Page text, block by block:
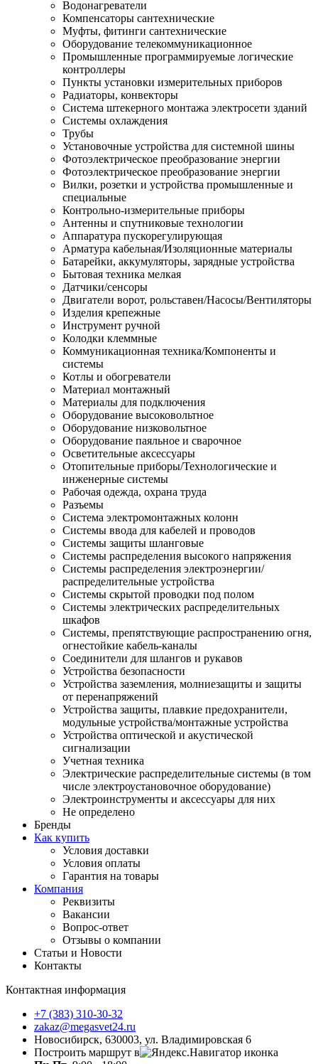
Водонагреватели
Компенсаторы сантехнические
Муфты, фитинги сантехнические
Оборудование телекоммуникационное
Промышленные программируемые логические
контроллеры
Пункты установки измерительных приборов
Радиаторы, конвекторы
Система штекерного монтажа электросети зданий
Системы охлаждения
Трубы
Установочные устройства для системной шины
Фотоэлектрическое преобразование энергии
Фотоэлектрическое преобразование энергии
Вилки, розетки и устройства промышленные и
специальные
Контрольно-измерительные приборы
Антенны и спутниковые технологии
Аппаратура пускорегулирующая
Арматура кабельная/Изоляционные материалы
Батарейки, аккумуляторы, зарядные устройства
Бытовая техника мелкая
Датчики/сенсоры
Двигатели ворот, рольставен/Насосы/Вентиляторы
Изделия крепежные
Инструмент ручной
Колодки клеммные
Коммуникационная техника/Компоненты и
системы
Котлы и обогреватели
Материал монтажный
Материалы для подключения
Оборудование высоковольтное
Оборудование низковольтное
Оборудование паяльное и сварочное
Осветительные аксессуары
Отопительные приборы/Технологические и
инженерные системы
Рабочая одежда, охрана труда
Разъемы
Система электромонтажных колонн
Системы ввода для кабелей и проводов
Системы защиты шланговые
Системы распределения высокого напряжения
Системы распределения электроэнергии/
распределительные устройства
Системы скрытой проводки под полом
Системы электрических распределительных
шкафов
Системы, препятствующие распространению огня,
огнестойкие кабель-каналы
Соединители для шлангов и рукавов
Устройства безопасности
Устройства заземления, молниезащиты и защиты
от перенапряжений
Устройства защиты, плавкие предохранители,
модульные устройства/монтажные устройства
Устройства оптической и акустической
сигнализации
Учетная техника
Электрические распределительные системы (в том
числе электроустановочное оборудование)
Электроинструменты и аксессуары для них
Не определено
Бренды
Как купить
Условия доставки
Условия оплаты
Гарантия на товары
Компания
Реквизиты
Вакансии
Вопрос-ответ
Отзывы о компании
Статьи и Новости
Контакты
Контактная информация
+7 (383) 310-30-32
zakaz@megasvet24.ru
Новосибирск, 630003, ул. Владимировская 6
Построить маршрут в